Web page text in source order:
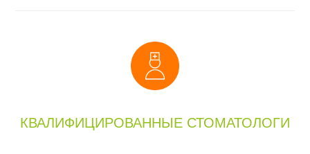
КВАЛИФИЦИРОВАННЫЕ СТОМАТОЛОГИ